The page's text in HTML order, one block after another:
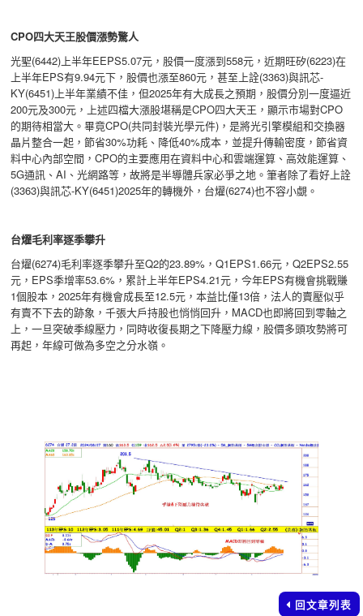
CPO四大天王股價漲勢驚人
光聖(6442)上半年EEPS5.07元，股價一度漲到558元，近期旺矽(6223)在
上半年EPS有9.94元下，股價也漲至860元，甚至上詮(3363)與訊芯-
KY(6451)上半年業績不佳，但2025年有大成長之預期，股價分別一度逼近
200元及300元，上述四檔大漲股堪稱是CPO四大天王，顯示市場對CPO
的期待相當大。畢竟CPO(共同封裝光學元件)，是將光引擎模組和交換器
晶片整合一起，節省30%功耗、降低40%成本，並提升傳輸密度，節省資
料中心內部空間，CPO的主要應用在資料中心和雲端運算、高效能運算、
5G通訊、AI、光網路等，故將是半導體兵家必爭之地。筆者除了看好上詮
(3363)與訊芯-KY(6451)2025年的轉機外，台燿(6274)也不容小覷。
台燿毛利率逐季攀升
台燿(6274)毛利率逐季攀升至Q2的23.89%，Q1EPS1.66元，Q2EPS2.55
元，EPS季增率53.6%，累計上半年EPS4.21元，今年EPS有機會挑戰賺
1個股本，2025年有機會成長至12.5元，本益比僅13倍，法人的賣壓似乎
有賣不下去的跡象，千張大戶持股也悄悄回升，MACD也即將回到零軸之
上，一旦突破季線壓力，同時收復長期之下降壓力線，股價多頭攻勢將可
再起，年線可做為多空之分水嶺。
回文章列表